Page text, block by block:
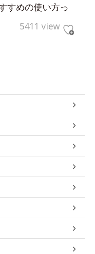
すめの使い方っ
5411 view